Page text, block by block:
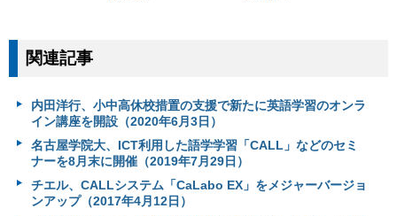
関連記事
内田洋行、小中高休校措置の支援で新たに英語学習のオンラ
イン講座を開設（2020年6月3日）
名古屋学院大、ICT利用した語学学習「CALL」などのセミ
ナーを8月末に開催（2019年7月29日）
チエル、CALLシステム「CaLabo EX」をメジャーバージョ
ンアップ（2017年4月12日）